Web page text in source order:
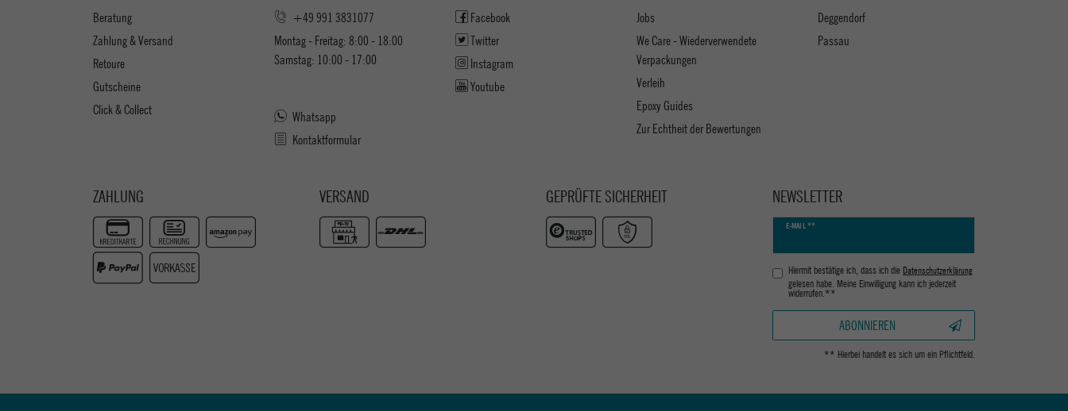
Beratung
Zahlung & Versand
Retoure
Gutscheine
Click & Collect
+49 991 3831077
Montag - Freitag: 8:00 - 18:00
Samstag: 10:00 - 17:00
Whatsapp
Kontaktformular
Jobs
We Care - Wiederverwendete
Verpackungen
Verleih
Epoxy Guides
Zur Echtheit der Bewertungen
Deggendorf
Passau
Facebook
Twitter
Instagram
Youtube
ZAHLUNG VERSAND GEPRÜFTE SICHERHEIT NEWSLETTER
E-MAIL **
Newsletter
Hiermit bestätige ich, dass ich die Daten­schutz­erklärung
gelesen habe. Meine Einwilligung kann ich jederzeit
widerrufen.**
ABONNIEREN
** Hierbei handelt es sich um ein Pflichtfeld.